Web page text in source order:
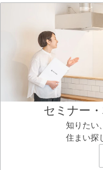
セミナー
知りたい
住まい探